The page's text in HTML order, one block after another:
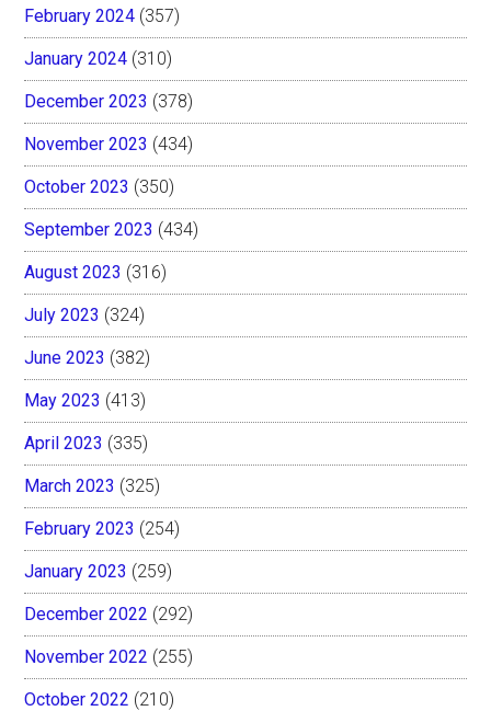
February 2024 (357)
January 2024 (310)
December 2023 (378)
November 2023 (434)
October 2023 (350)
September 2023 (434)
August 2023 (316)
July 2023 (324)
June 2023 (382)
May 2023 (413)
April 2023 (335)
March 2023 (325)
February 2023 (254)
January 2023 (259)
December 2022 (292)
November 2022 (255)
October 2022 (210)